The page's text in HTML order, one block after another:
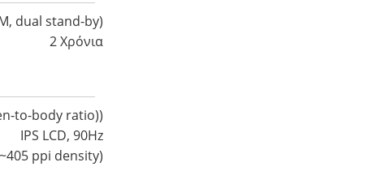
dual stand-by)
2 Χρόνια
to-body ratio))
IPS LCD, 90Hz
ppi density)